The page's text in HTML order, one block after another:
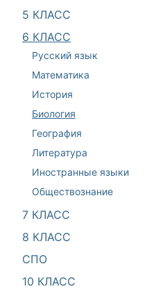
5 КЛАСС
6 КЛАСС
Русский язык
Математика
История
Биология
География
Литература
Иностранные языки
Обществознание
7 КЛАСС
8 КЛАСС
СПО
10 КЛАСС